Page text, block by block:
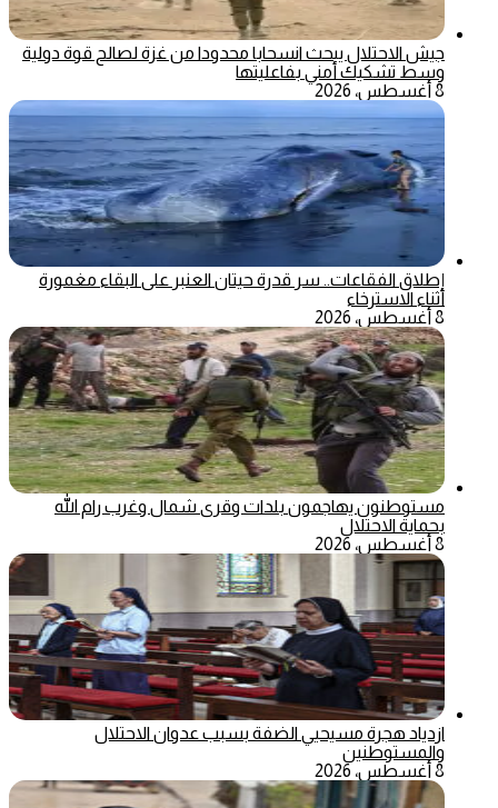
جيش الاحتلال يبحث انسحابا محدودا من غزة لصالح قوة دولية
وسط تشكيك أمني بفاعليتها
8 أغسطس، 2026
إطلاق الفقاعات.. سر قدرة حيتان العنبر على البقاء مغمورة
أثناء الاسترخاء
8 أغسطس، 2026
مستوطنون يهاجمون بلدات وقرى شمال وغرب رام الله
بحماية الاحتلال
8 أغسطس، 2026
ازدياد هجرة مسيحيي الضفة بسبب عدوان الاحتلال
والمستوطنين
8 أغسطس، 2026